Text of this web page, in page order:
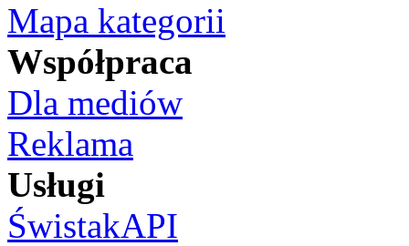
Mapa kategorii
Współpraca
Dla mediów
Reklama
Usługi
ŚwistakAPI